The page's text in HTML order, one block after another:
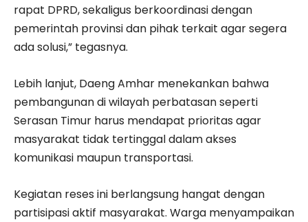
rapat DPRD, sekaligus berkoordinasi dengan
pemerintah provinsi dan pihak terkait agar segera
ada solusi,” tegasnya.
Lebih lanjut, Daeng Amhar menekankan bahwa
pembangunan di wilayah perbatasan seperti
Serasan Timur harus mendapat prioritas agar
masyarakat tidak tertinggal dalam akses
komunikasi maupun transportasi.
Kegiatan reses ini berlangsung hangat dengan
partisipasi aktif masyarakat. Warga menyampaikan